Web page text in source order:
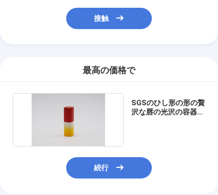
接触
最高の価格で
SGSのひし形の形の贅
沢な唇の光沢の容器の
続行